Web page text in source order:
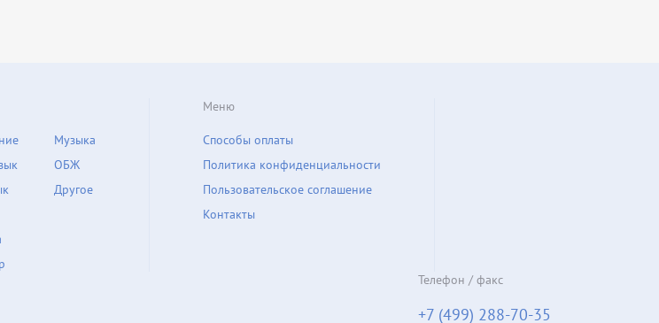
Музыка
ОБЖ
Другое
Меню
Способы оплаты
Политика конфиденциальности
Пользовательское соглашение
Контакты
Телефон / факс
+7 (499) 288-70-35